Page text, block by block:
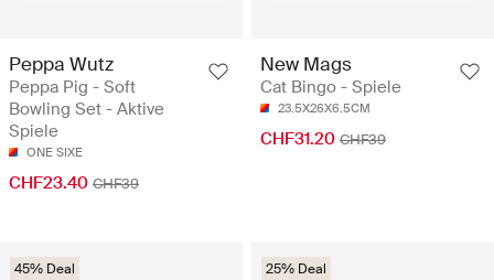
Peppa Wutz
Peppa Pig - Soft
Bowling Set - Aktive
Spiele
ONE SIXE
CHF23.40 CHF39
New Mags
Cat Bingo - Spiele
23.5X26X6.5CM
CHF31.20 CHF39
45% Deal 25% Deal